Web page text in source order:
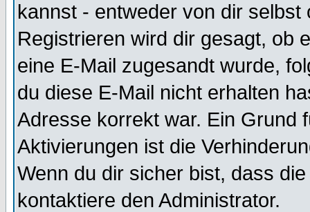
kannst - entweder von dir selbst
Registrieren wird dir gesagt, ob
eine E-Mail zugesandt wurde,
du diese E-Mail nicht erhalten
Adresse korrekt war. Ein Grund
Aktivierungen ist die
Wenn du dir sicher bist, dass
kontaktiere den Administrator.